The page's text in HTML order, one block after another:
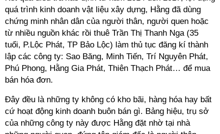
quá trình kinh doanh vật liệu xây dựng, Hằng đã dùng
chứng minh nhân dân của người thân, người quen hoặc
từ nhiều nguồn khác rồi thuê Trần Thị Thanh Nga (35
tuổi, P.Lộc Phát, TP Bảo Lộc) làm thủ tục đăng kí thành
lập các công ty: Sao Băng, Minh Tiến, Trí Nguyên Phát,
Phú Phong, Hằng Gia Phát, Thiên Thạch Phát… để mua
bán hóa đơn.
Đây đều là những ty không có kho bãi, hàng hóa hay bất
cứ hoạt động kinh doanh buôn bán gì. Bảng hiệu, trụ sở
của những công ty này được Hằng đặt nhờ tại nhà